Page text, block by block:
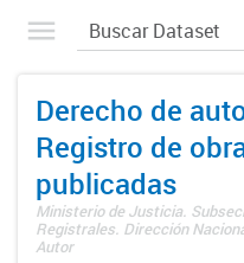
Derecho de
Registro de
publicadas
Ministerio de Justicia.
Registrales. Dirección
Autor